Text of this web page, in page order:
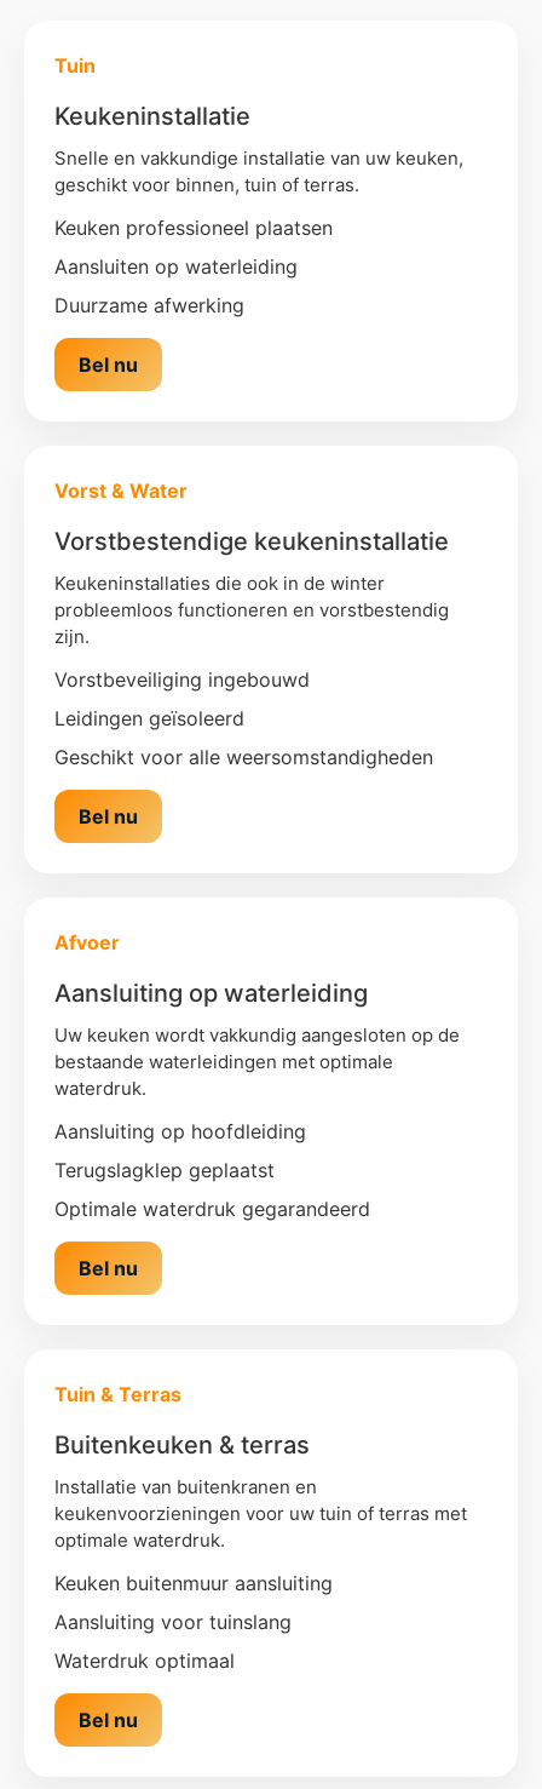
Tuin
Keukeninstallatie
Snelle en vakkundige installatie van uw keuken,
geschikt voor binnen, tuin of terras.
Keuken professioneel plaatsen
Aansluiten op waterleiding
Duurzame afwerking
Bel nu
Vorst & Water
Vorstbestendige keukeninstallatie
Keukeninstallaties die ook in de winter
probleemloos functioneren en vorstbestendig
zijn.
Vorstbeveiliging ingebouwd
Leidingen geïsoleerd
Geschikt voor alle weersomstandigheden
Bel nu
Afvoer
Aansluiting op waterleiding
Uw keuken wordt vakkundig aangesloten op de
bestaande waterleidingen met optimale
waterdruk.
Aansluiting op hoofdleiding
Terugslagklep geplaatst
Optimale waterdruk gegarandeerd
Bel nu
Tuin & Terras
Buitenkeuken & terras
Installatie van buitenkranen en
keukenvoorzieningen voor uw tuin of terras met
optimale waterdruk.
Keuken buitenmuur aansluiting
Aansluiting voor tuinslang
Waterdruk optimaal
Bel nu